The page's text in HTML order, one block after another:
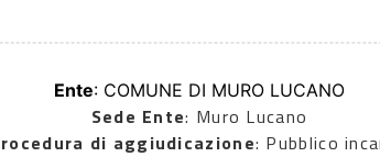
Ente: COMUNE DI MURO LUCANO
Sede Ente: Muro Lucano
di aggiudicazione: Pubblico